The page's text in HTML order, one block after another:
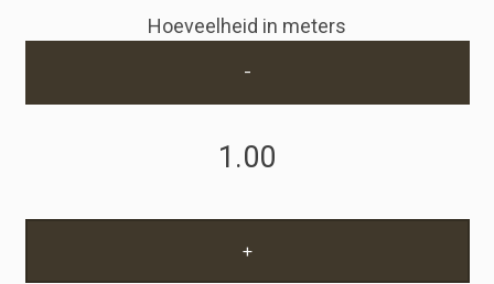
Hoeveelheid in meters
-
+
Zakelijke Account Aanvragen